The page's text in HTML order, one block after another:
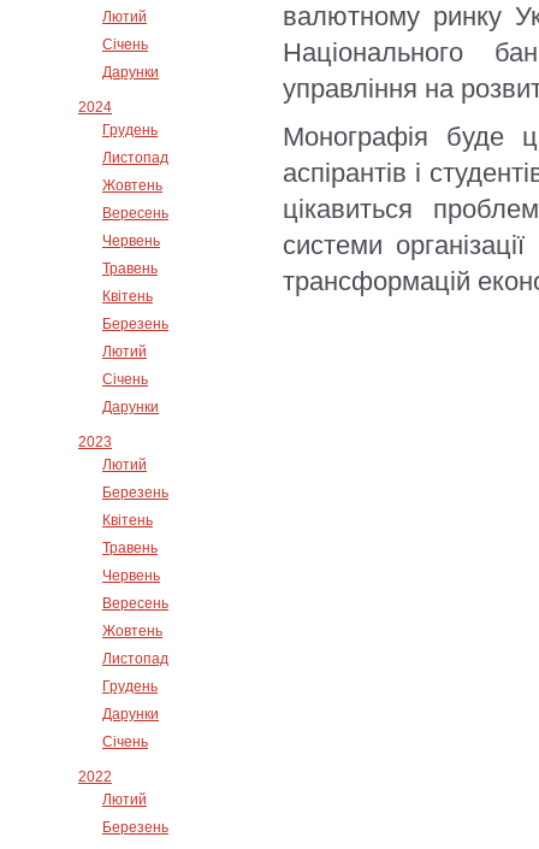
Лютий
Січень
Дарунки
2024
Грудень
Листопад
Жовтень
Вересень
Червень
Травень
Квітень
Березень
Лютий
Січень
Дарунки
2023
Лютий
Березень
Квітень
Травень
Червень
Вересень
Жовтень
Листопад
Грудень
Дарунки
Січень
2022
Лютий
Березень
валютному ринку
Національного
управління на
Монографія буде
аспірантів і
цікавиться
системи
трансформацій